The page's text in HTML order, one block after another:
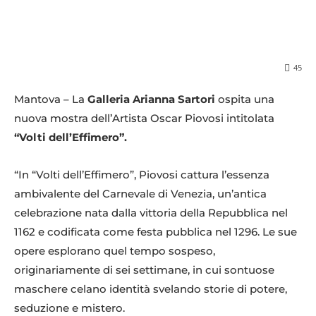
45
Mantova – La Galleria Arianna Sartori ospita una
nuova mostra dell’Artista Oscar Piovosi intitolata
“Volti dell’Effimero”.
“In “Volti dell’Effimero”, Piovosi cattura l’essenza
ambivalente del Carnevale di Venezia, un’antica
celebrazione nata dalla vittoria della Repubblica nel
1162 e codificata come festa pubblica nel 1296. Le sue
opere esplorano quel tempo sospeso,
originariamente di sei settimane, in cui sontuose
maschere celano identità svelando storie di potere,
seduzione e mistero.